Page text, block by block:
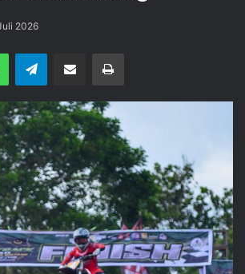
2026
WhatsAppTelegram Share via Email Print